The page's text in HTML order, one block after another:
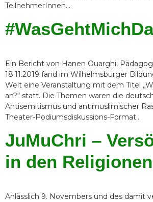
TeilnehmerInnen…
Ein Bericht von Hanen Ouarghi,
18.11.2019 fand im Wilhelmsburger
Welt eine Veranstaltung mit dem Titel
an?“ statt. Die Themen waren die
Antisemitismus und antimuslimischer
Theater-Podiumsdiskussions-Format…
JuMuChri –
in den Religionen
Anlässlich 9. Novembers und des damit